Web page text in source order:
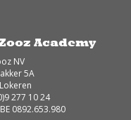
Academy
NV
5A
277 10 24
0892.653.980